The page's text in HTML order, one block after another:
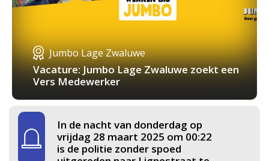
Jumbo Lage Zwaluwe
Vacature: Jumbo Lage Zwaluwe zoekt een
Vers Medewerker
In de nacht van donderdag op
vrijdag 28 maart 2025 om 00:22
is de politie zonder spoed